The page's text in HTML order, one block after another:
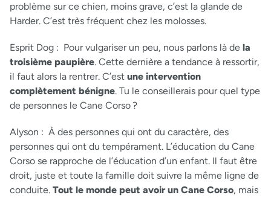
problème sur ce chien, moins grave, c’est la glande de
Harder. C’est très fréquent chez les molosses.
Esprit Dog : Pour vulgariser un peu, nous parlons là de la
troisième paupière. Cette dernière a tendance à ressortir,
il faut alors la rentrer. C’est une intervention
complètement bénigne. Tu le conseillerais pour quel type
de personnes le Cane Corso ?
Alyson : À des personnes qui ont du caractère, des
personnes qui ont du tempérament. L’éducation du Cane
Corso se rapproche de l’éducation d’un enfant. Il faut être
droit, juste et toute la famille doit suivre la même ligne de
conduite. Tout le monde peut avoir un Cane Corso, mais